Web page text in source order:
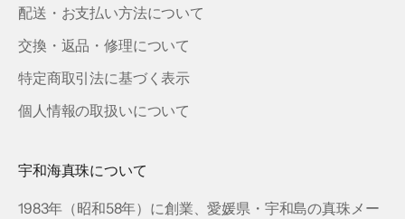
配送・お支払い方法について
交換・返品・修理について
特定商取引法に基づく表示
個人情報の取扱いについて
宇和海真珠について
1983年（昭和58年）に創業、愛媛県・宇和島の真珠メー